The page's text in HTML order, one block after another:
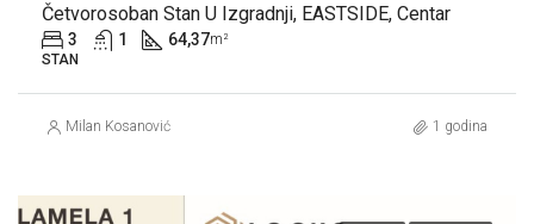
Četvorosoban Stan U Izgradnji, EASTSIDE, Centar
3 1 64,37m²
STAN
Milan Kosanović 1 godina